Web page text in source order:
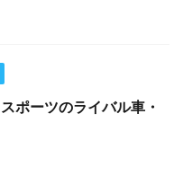
ポーツのライバル車・